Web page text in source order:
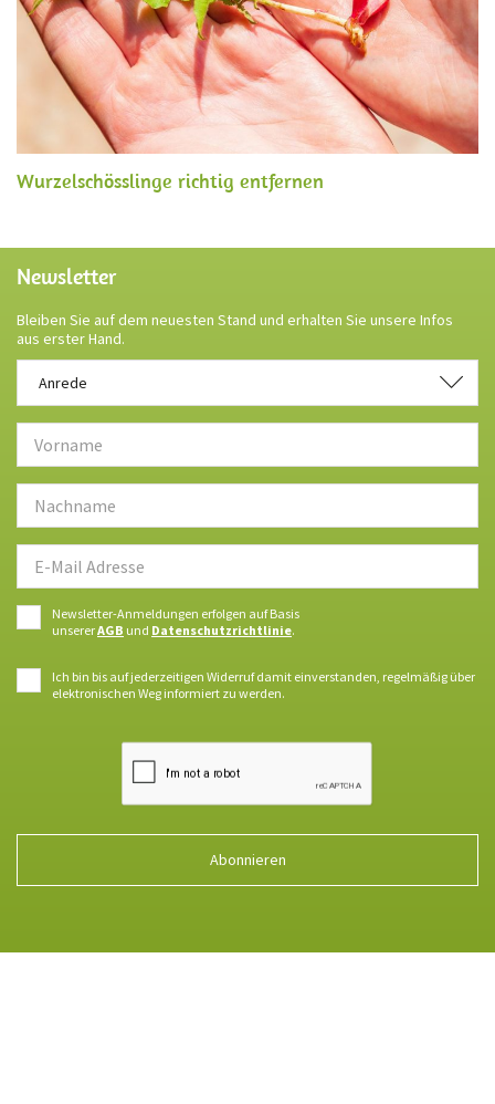
Wurzelschösslinge richtig entfernen
Newsletter
Bleiben Sie auf dem neuesten Stand und erhalten Sie unsere Infos
aus erster Hand.
Anrede
Anrede
Newsletter-Anmeldungen erfolgen auf Basis
unsererAGB und Datenschutzrichtlinie.
Ich bin bis auf jederzeitigen Widerruf damit einverstanden, regelmäßig über
elektronischen Weg informiert zu werden.
Abonnieren